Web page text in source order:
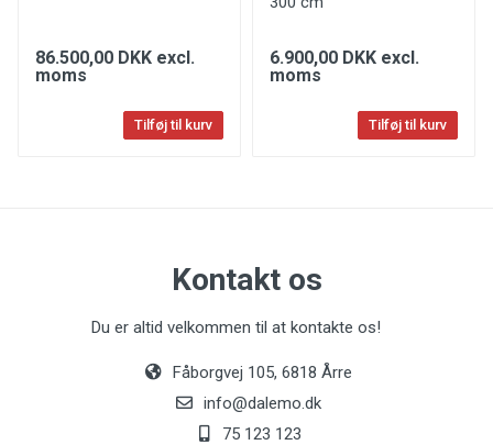
86.500,00 DKK excl.
moms
Tilføj til kurv
6.900,00 DKK excl.
moms
Tilføj til kurv
Kontakt os
Du er altid velkommen til at kontakte os!
Fåborgvej 105, 6818 Årre
info@dalemo.dk
75 123 123